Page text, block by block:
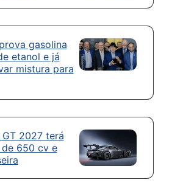
gasolina
etanol e já
mistura para
2027 terá
650 cv e